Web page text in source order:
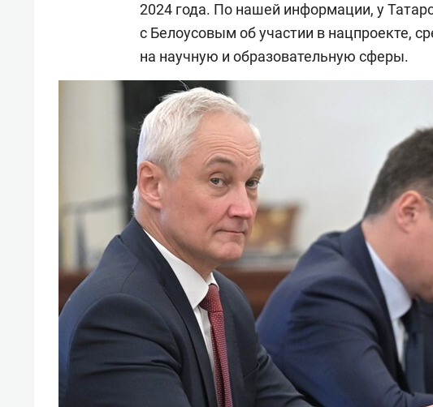
2024 года. По нашей информации, у
с Белоусовым об участии в нацпроекте,
на научную и образовательную сферы.